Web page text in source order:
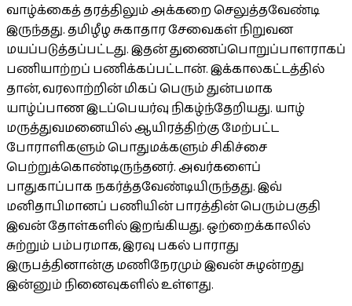
வாழ்க்கைத் தரத்திலும் அக்கறை செலுத்தவேண்டி
இருந்தது. தமிழீழ சுகாதார சேவைகள் நிறுவன
மயப்படுத்தப்பட்டது. இதன் துணைப்பொறுப்பாளராகப்
பணியாற்றப் பணிக்கப்பட்டான். இக்காலகட்டத்தில்
தான், வரலாற்றின் மிகப் பெரும் துன்பமாக
யாழ்ப்பாண இடப்பெயர்வு நிகழ்ந்தேறியது. யாழ்
மருத்துவமனையில் ஆயிரத்திற்கு மேற்பட்ட
போராளிகளும் பொதுமக்களும் சிகிச்சை
பெற்றுக்கொண்டிருந்தனர். அவர்களைப்
பாதுகாப்பாக நகர்த்தவேண்டியிருந்தது. இவ்
மனிதாபிமானப் பணியின் பாரத்தின் பெரும்பகுதி
இவன் தோள்களில் இறங்கியது. ஒற்றைக்காலில்
சுற்றும் பம்பரமாக, இரவு பகல் பாராது
இருபத்தினான்கு மணிநேரமும் இவன் சுழன்றது
இன்னும் நினைவுகளில் உள்ளது.